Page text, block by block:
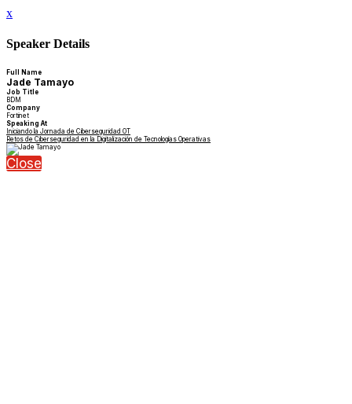
x
Speaker Details
Full Name
Jade Tamayo
Job Title
BDM
Company
Fortinet
Speaking At
Iniciando la Jornada de Ciberseguridad OT
Retos de Ciberseguridad en la Digitalización de Tecnologías Operativas
Close